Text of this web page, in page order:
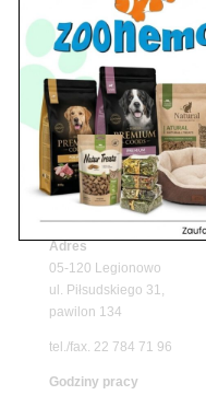
Upały
z matami
Z Życia
Petito
Online!
Znajdź nas
Adres
05-120 Legionowo
ul. Piłsudskiego 31,
pawilon 134
tel./fax. 22 784 71 96
Godziny pracy